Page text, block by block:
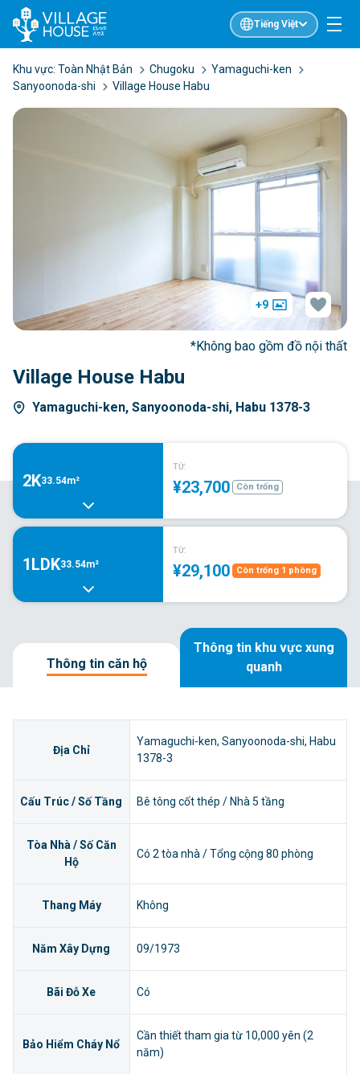
Tiếng Việt
Khu vực: Toàn Nhật Bản Chugoku
Yamaguchi-ken
Sanyoonoda-shi
Village House Habu
Village House Habu
Yamaguchi-ken, Sanyoonoda-shi, Habu 1378-3
+9
*Không bao gồm đồ nội thất
2K33.54m²
TỪ:
¥23,700 Còn trống
1LDK33.54m²
TỪ:
¥29,100 Còn trống 1 phòng
Thông tin căn hộ
Thông tin khu vực xung
quanh
Địa Chỉ
Yamaguchi-ken, Sanyoonoda-shi, Habu
1378-3
Cấu Trúc / Số Tầng Bê tông cốt thép / Nhà 5 tầng
Tòa Nhà / Số Căn
Hộ
Có 2 tòa nhà / Tổng cộng 80 phòng
Thang Máy Không
Năm Xây Dựng 09/1973
Bãi Đỗ Xe Có
Bảo Hiểm Cháy Nổ
Cần thiết tham gia từ 10,000 yên (2
năm)